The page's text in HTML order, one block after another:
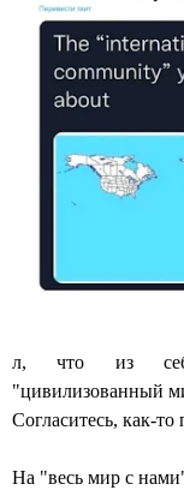
л, что из себя
"цивилизованный
Согласитесь, как-то
На "весь мир с